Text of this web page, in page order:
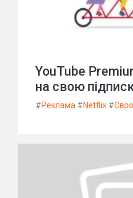
YouTube
на свою
#Реклама #Netflix #